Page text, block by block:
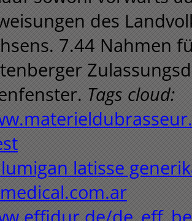
des
7.44 Nahmen
Tags cloud:
latisse